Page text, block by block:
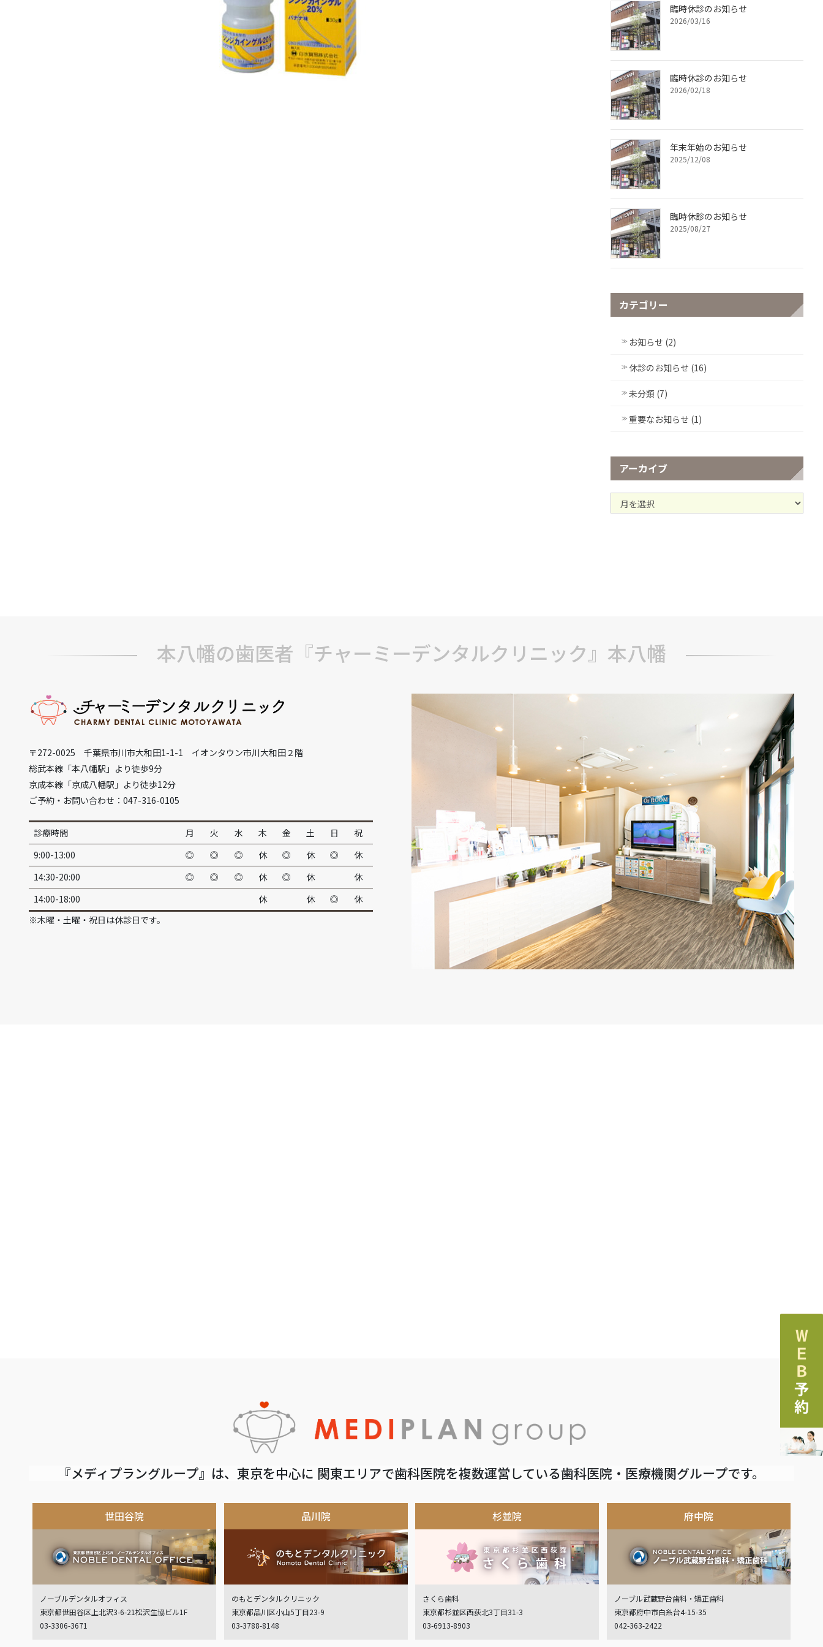
臨時休診のお知らせ
2026/03/16
臨時休診のお知らせ
2026/02/18
年末年始のお知らせ
2025/12/08
臨時休診のお知らせ
2025/08/27
カテゴリー
お知らせ (2)
休診のお知らせ (16)
未分類 (7)
重要なお知らせ (1)
アーカイブ
ー
本八幡の歯医者『チャーミーデンタルクリニック』本八幡
〒272-0025 千葉県市川市大和田1-1-1 イオンタウン市川大和田２階
総武本線「本八幡駅」より徒歩9分
京成本線「京成八幡駅」より徒歩12分
ご予約・お問い合わせ：047-316-0105
診療時間 月 火 水 木 金 土 日
祝
9:00-13:00
◎ ◎ ◎ 休 ◎ 休 ◎
休
14:30-20:00
◎ ◎ ◎ 休 ◎ 休
休
14:00-18:00
休 休 ◎
休
※木曜・土曜・祝日は休診日です。
『メディプラングループ』は、東京を中心に 関東エリアで歯科医院を複数運営している歯科医院・医療機関グループです。
世田谷院
ノーブルデンタルオフィス
東京都世田谷区上北沢3-6-21松沢生協ビル1F
03-3306-3671
品川院
のもとデンタルクリニック
東京都品川区小山5丁目23-9
03-3788-8148
杉並院
さくら歯科
東京都杉並区西荻北3丁目31-3
03-6913-8903
府中院
ノーブル武蔵野台歯科・矯正歯科
東京都府中市白糸台4-15-35
042-363-2422